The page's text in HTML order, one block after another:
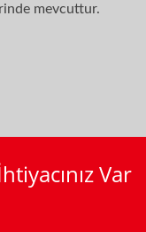
mevcuttur.
Var